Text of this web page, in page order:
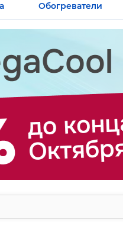
Обогреватели